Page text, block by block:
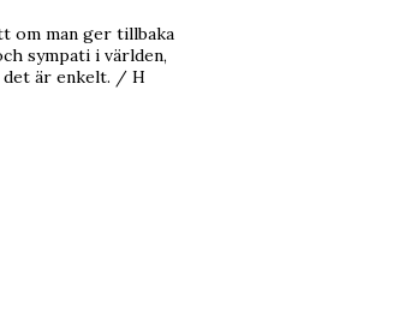
om man ger tillbaka
sympati i världen,
det är enkelt. / H